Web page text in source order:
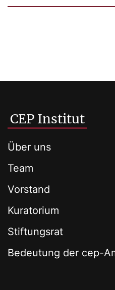
CEP Institut
Über uns
Team
Vorstand
Kuratorium
Stiftungsrat
Bedeutung der cep-